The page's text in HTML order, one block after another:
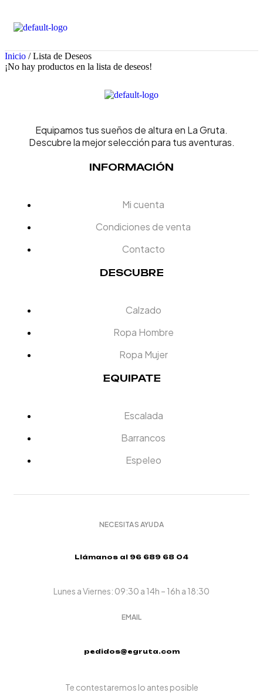
Inicio / Lista de Deseos
¡No hay productos en la lista de deseos!
Equipamos tus sueños de altura en La Gruta.
Descubre la mejor selección para tus aventuras.
INFORMACIÓN
Mi cuenta
Condiciones de venta
Contacto
DESCUBRE
Calzado
Ropa Hombre
Ropa Mujer
EQUIPATE
Escalada
Barrancos
Espeleo
NECESITAS AYUDA
Llámanos al 96 689 68 04
Lunes a Viernes: 09:30 a 14h – 16h a 18:30
EMAIL
pedidos@egruta.com
Te contestaremos lo antes posible